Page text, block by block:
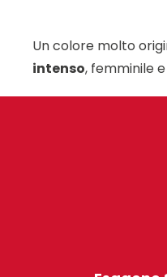
Un colore molto
intenso, femminile